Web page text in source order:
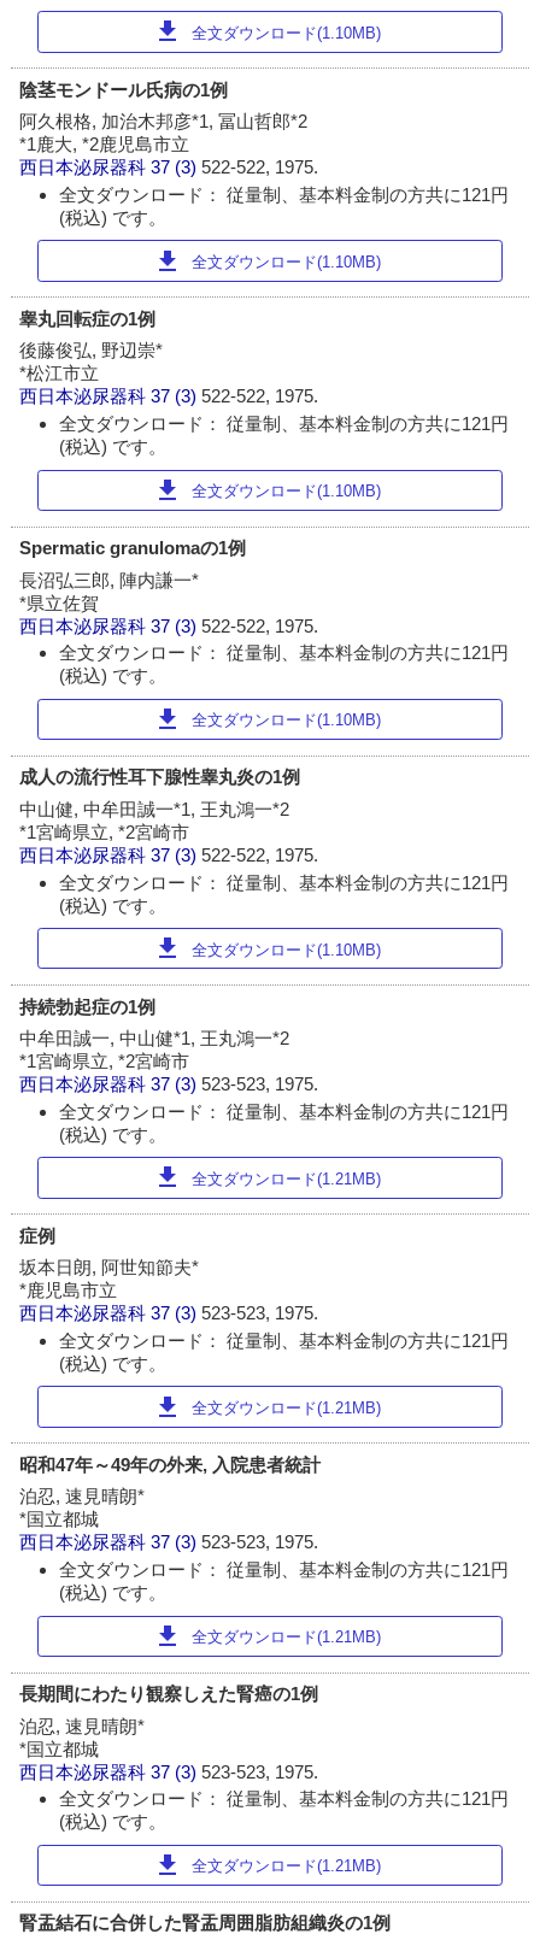
download 全文ダウンロード(1.10MB)
陰茎モンドール氏病の1例
阿久根格, 加治木邦彦*1, 冨山哲郎*2
*1鹿大, *2鹿児島市立
西日本泌尿器科 37 (3)522-522, 1975.
全文ダウンロード： 従量制、基本料金制の方共に121円
(税込) です。
download 全文ダウンロード(1.10MB)
睾丸回転症の1例
後藤俊弘, 野辺崇*
*松江市立
西日本泌尿器科 37 (3)522-522, 1975.
全文ダウンロード： 従量制、基本料金制の方共に121円
(税込) です。
download 全文ダウンロード(1.10MB)
Spermatic granulomaの1例
長沼弘三郎, 陣内謙一*
*県立佐賀
西日本泌尿器科 37 (3)522-522, 1975.
全文ダウンロード： 従量制、基本料金制の方共に121円
(税込) です。
download 全文ダウンロード(1.10MB)
成人の流行性耳下腺性睾丸炎の1例
中山健, 中牟田誠一*1, 王丸鴻一*2
*1宮崎県立, *2宮崎市
西日本泌尿器科 37 (3)522-522, 1975.
全文ダウンロード： 従量制、基本料金制の方共に121円
(税込) です。
download 全文ダウンロード(1.10MB)
持続勃起症の1例
中牟田誠一, 中山健*1, 王丸鴻一*2
*1宮崎県立, *2宮崎市
西日本泌尿器科 37 (3)523-523, 1975.
全文ダウンロード： 従量制、基本料金制の方共に121円
(税込) です。
download 全文ダウンロード(1.21MB)
症例
坂本日朗, 阿世知節夫*
*鹿児島市立
西日本泌尿器科 37 (3)523-523, 1975.
全文ダウンロード： 従量制、基本料金制の方共に121円
(税込) です。
download 全文ダウンロード(1.21MB)
昭和47年～49年の外来, 入院患者統計
泊忍, 速見晴朗*
*国立都城
西日本泌尿器科 37 (3)523-523, 1975.
全文ダウンロード： 従量制、基本料金制の方共に121円
(税込) です。
download 全文ダウンロード(1.21MB)
長期間にわたり観察しえた腎癌の1例
泊忍, 速見晴朗*
*国立都城
西日本泌尿器科 37 (3)523-523, 1975.
全文ダウンロード： 従量制、基本料金制の方共に121円
(税込) です。
download 全文ダウンロード(1.21MB)
腎盂結石に合併した腎盂周囲脂肪組織炎の1例